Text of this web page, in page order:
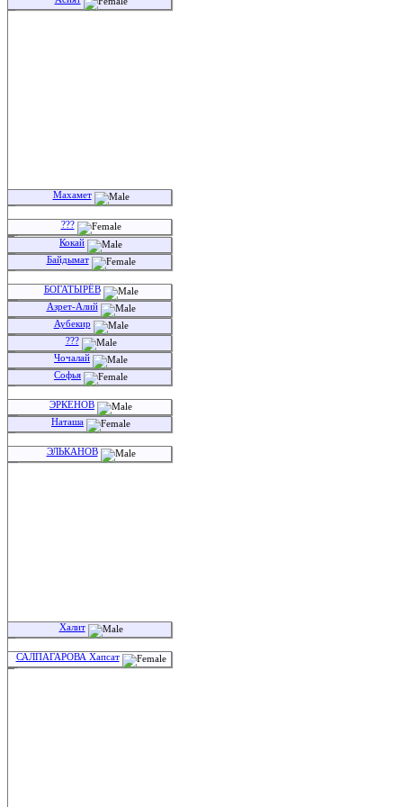
Махамет
???
Кокай
Байдымат
БОГАТЫРЁВ
Азрет-Алий
Аубекир
???
Чочалай
Софья
ЭРКЕНОВ
Наташа
ЭЛЬКАНОВ
Халит
САЛПАГАРОВА Хапсат